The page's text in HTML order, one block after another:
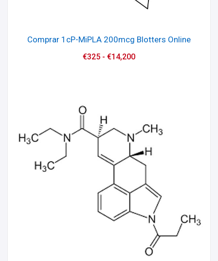
Comprar 1cP-MiPLA 200mcg Blotters Online
€325 - €14,200